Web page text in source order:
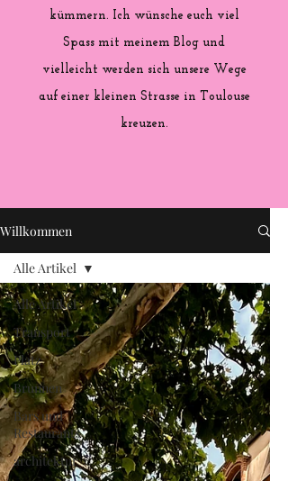
kümmern. Ich wünsche euch viel
Spass mit meinem Blog und
vielleicht werden sich unsere Wege
auf einer kleinen Strasse in Toulouse
kreuzen.
Willkommen
Alle Artikel
Transport
Platz
Brunnen
Bars und
Restaurants
architektur
Alle Artikel